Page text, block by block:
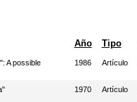
Año Tipo
A possible
1986 Artículo
1970 Artículo